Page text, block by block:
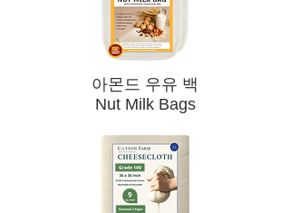
​아몬드 우유 백
Nut Milk Bags